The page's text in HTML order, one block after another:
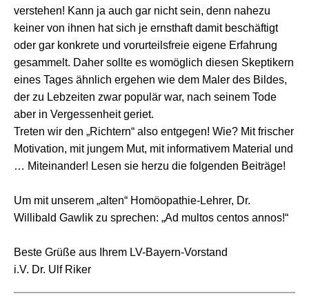
verstehen! Kann ja auch gar nicht sein, denn nahezu
keiner von ihnen hat sich je ernsthaft damit beschäftigt
oder gar konkrete und vorurteilsfreie eigene Erfahrung
gesammelt. Daher sollte es womöglich diesen Skeptikern
eines Tages ähnlich ergehen wie dem Maler des Bildes,
der zu Lebzeiten zwar populär war, nach seinem Tode
aber in Vergessenheit geriet.
Treten wir den „Richtern“ also entgegen! Wie? Mit frischer
Motivation, mit jungem Mut, mit informativem Material und
… Miteinander! Lesen sie herzu die folgenden Beiträge!
Um mit unserem „alten“ Homöopathie-Lehrer, Dr.
Willibald Gawlik zu sprechen: „Ad multos centos annos!“
Beste Grüße aus Ihrem LV-Bayern-Vorstand
i.V. Dr. Ulf Riker